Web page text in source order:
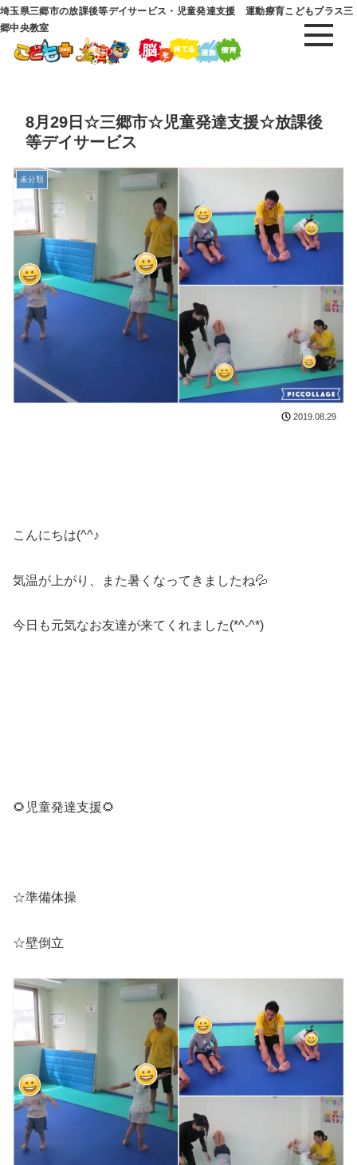
埼玉県三郷市の放課後等デイサービス・児童発達支援 運動療育こどもプラス三
郷中央教室
8月29日☆三郷市☆児童発達支援☆放課後
等デイサービス
未分類
2019.08.29
こんにちは(^^♪
気温が上がり、また暑くなってきましたね💦
今日も元気なお友達が来てくれました(*^-^*)
🌻児童発達支援🌻
☆準備体操
☆壁倒立